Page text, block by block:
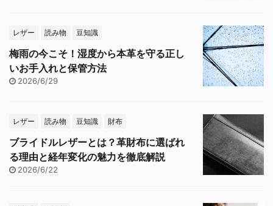
レザー 読み物 豆知識
梅雨の今こそ！湿度から本革を守る正し
いお手入れと保管方法
2026/6/29
レザー 読み物 豆知識 財布
ブライドルレザーとは？革財布に選ばれ
る理由と経年変化の魅力を徹底解説
2026/6/22